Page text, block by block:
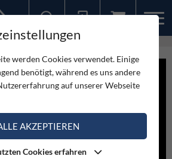
werden Cookies verwendet. Einige
benötigt, während es uns andere
auf unserer Webseite
AKZEPTIEREN
Cookies erfahren